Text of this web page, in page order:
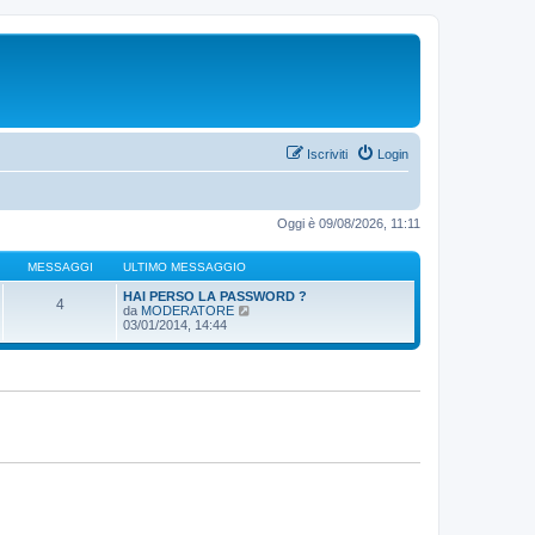
Login
Iscriviti
Oggi è 09/08/2026, 11:11
MESSAGGI ULTIMO MESSAGGIO
4
HAI PERSO LA PASSWORD ?
da MODERATORE
i
t
e
03/01/2014, 14:44